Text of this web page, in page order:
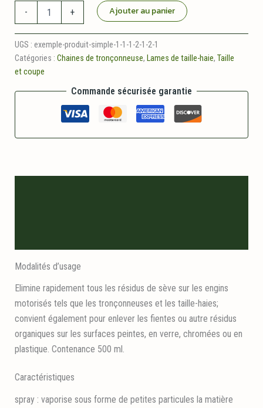
-
résine
GRANIT
+ Ajouter au panier
UGS : exemple-produit-simple-1-1-1-2-1-2-1
Catégories : Chaines de tronçonneuse, Lames de taille-haie, Taille
et coupe
Commande sécurisée garantie
Modalités d’usage
Elimine rapidement tous les résidus de sève sur les engins
motorisés tels que les tronçonneuses et les taille-haies;
convient également pour enlever les fientes ou autre résidus
organiques sur les surfaces peintes, en verre, chromées ou en
plastique. Contenance 500 ml.
Caractéristiques
spray : vaporise sous forme de petites particules la matière